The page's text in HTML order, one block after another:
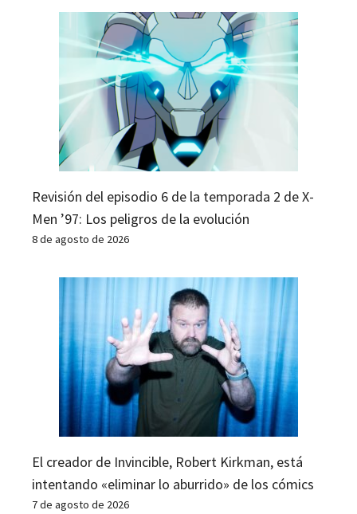
Revisión del episodio 6 de la temporada 2 de X-
Men ’97: Los peligros de la evolución
8 de agosto de 2026
El creador de Invincible, Robert Kirkman, está
intentando «eliminar lo aburrido» de los cómics
7 de agosto de 2026